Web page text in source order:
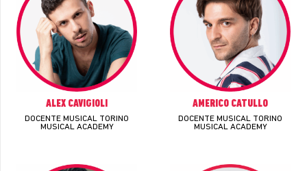
ALEX CAVIGIOLI
DOCENTE MUSICAL TORINO
MUSICAL ACADEMY
AMERICO CATULLO
DOCENTE MUSICAL TORINO
MUSICAL ACADEMY